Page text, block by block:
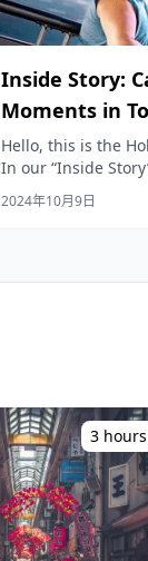
Inside Story:
Moments in
Hello, this is the
In our “Inside
staff, who are the
the stories behind
2024年10月9日
3 hours